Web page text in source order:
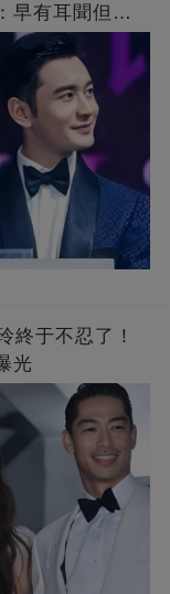
早有耳聞但想
終于不忍了！
光